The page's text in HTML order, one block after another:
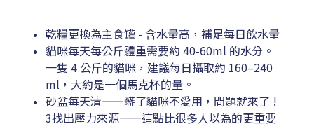
乾糧更換為主食罐 - 含水量高，補足每日飲水量
貓咪每天每公斤體重需要約 40-60ml 的水分。
一隻 4 公斤的貓咪，建議每日攝取約 160–240
ml，大約是一個馬克杯的量。
砂盆每天清——髒了貓咪不愛用，問題就來了 !
3找出壓力來源——這點比很多人以為的更重要